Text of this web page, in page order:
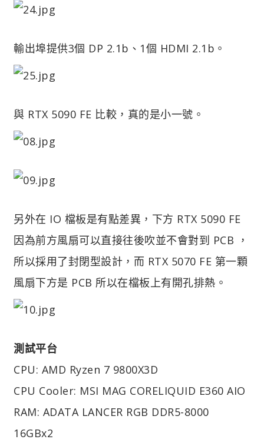
輸出埠提供3個 DP 2.1b、1個 HDMI 2.1b。
與 RTX 5090 FE 比較，真的是小一號。
另外在 IO 檔板是有點差異，下方 RTX 5090 FE
因為前方風扇可以直接往後吹並不會對到 PCB ，
所以採用了封閉型設計，而 RTX 5070 FE 第一顆
風扇下方是 PCB 所以在檔板上有開孔排熱。
測試平台
CPU: AMD Ryzen 7 9800X3D
CPU Cooler: MSI MAG CORELIQUID E360 AIO
RAM: ADATA LANCER RGB DDR5-8000
16GBx2